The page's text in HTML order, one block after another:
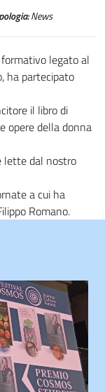
News
legato al
ha partecipato
il libro di
opere della donna
lette dal nostro
a cui ha
Romano.